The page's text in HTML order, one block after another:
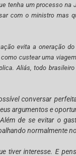
tenha um processo
com o ministro mas
evita a oneração
custear uma
Aliás, todo
conversar
argumentos e
de se evitar o
normalmente
tiver interesse. E